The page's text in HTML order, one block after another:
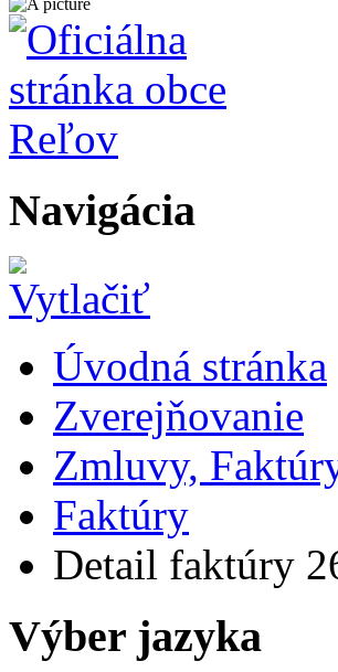
Navigácia
Úvodná stránka
Zverejňovanie
Zmluvy,
Faktúry
Detail faktúry
Výber jazyka